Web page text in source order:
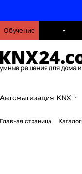
Обучение
Автоматизация KNX
Главная страница Каталог